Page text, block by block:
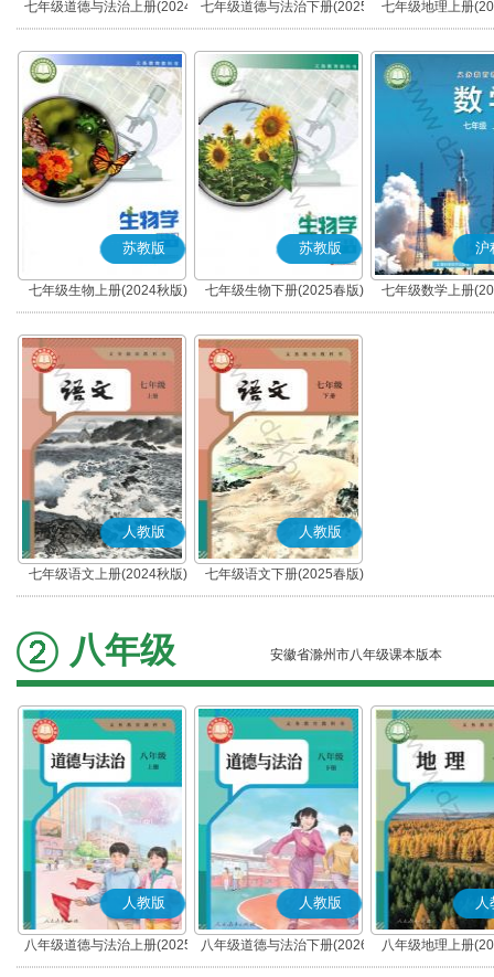
七年级道德与法治上册(2024
秋版)(部编版)
七年级道德与法治下册(2025
春版)(部编版)
七年级地理上册
苏教版
七年级生物上册(2024秋版)
苏教版
七年级生物下册(2025春版)
沪
七年级数学上册
人教版
七年级语文上册(2024秋版)
(部编版)
人教版
七年级语文下册(2025春版)
(部编版)
八年级 安徽省滁州市八年级课本版本
人教版
八年级道德与法治上册(2025
秋版)(部编版)
人教版
八年级道德与法治下册(2026
春版)(部编版)
人
八年级地理上册